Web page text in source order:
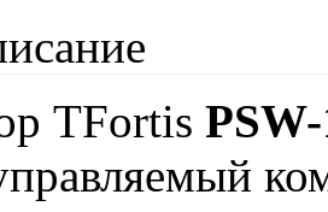
TFortis